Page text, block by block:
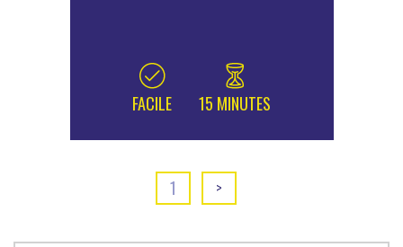
FACILE 15 MINUTES
1 >